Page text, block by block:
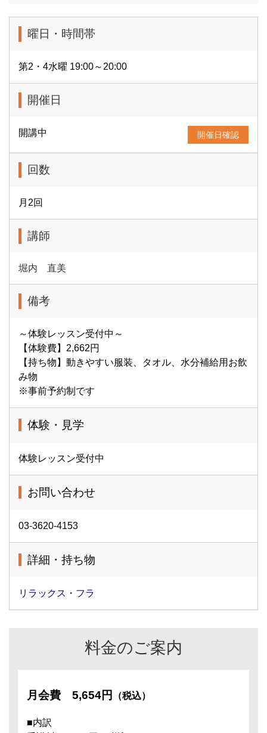
曜日・時間帯
第2・4水曜 19:00～20:00
開催日
開講中 開催日確認
回数
月2回
講師
堀内 直美
備考
～体験レッスン受付中～
【体験費】2,662円
【持ち物】動きやすい服装、タオル、水分補給用お飲
み物
※事前予約制です
体験・見学
体験レッスン受付中
お問い合わせ
03-3620-4153
詳細・持ち物
リラックス・フラ
料金のご案内
月会費 5,654円 （税込）
■内訳